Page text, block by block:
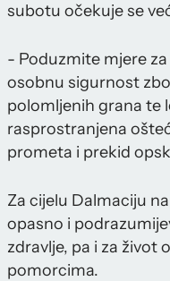
subotu očekuje se
- Poduzmite mjere
osobnu sigurnost
polomljenih grana te
rasprostranjena
prometa i prekid
Za cijelu Dalmaciju
opasno i
zdravlje, pa i za život
pomorcima.